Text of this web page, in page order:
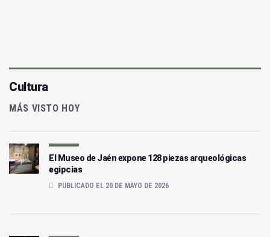
Cultura
MÁS VISTO HOY
El Museo de Jaén expone 128 piezas arqueológicas
egipcias
PUBLICADO EL 20 DE MAYO DE 2026